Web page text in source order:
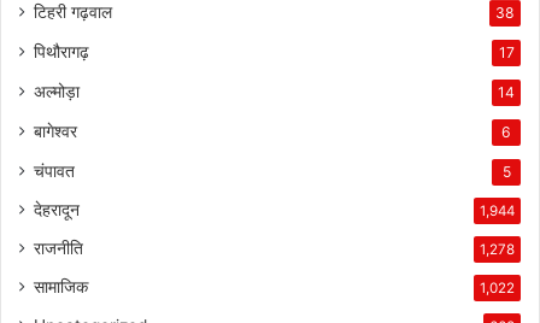
टिहरी गढ़वाल 38
पिथौरागढ़ 17
अल्मोड़ा 14
बागेश्वर 6
चंपावत 5
देहरादून 1,944
राजनीति 1,278
सामाजिक 1,022